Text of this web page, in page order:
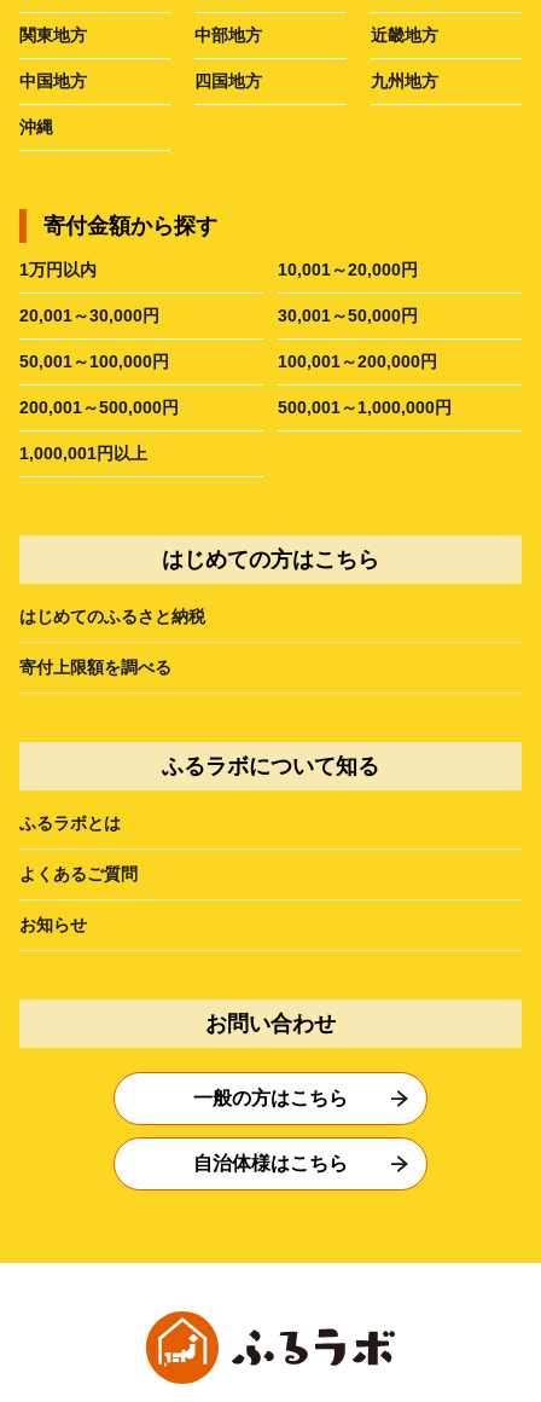
関東地方 中部地方 近畿地方
中国地方 四国地方 九州地方
沖縄
寄付金額から探す
1万円以内 10,001～20,000円
20,001～30,000円 30,001～50,000円
50,001～100,000円 100,001～200,000円
200,001～500,000円 500,001～1,000,000円
1,000,001円以上
はじめての方はこちら
はじめてのふるさと納税
寄付上限額を調べる
ふるラボについて知る
ふるラボとは
よくあるご質問
お知らせ
お問い合わせ
一般の方はこちら
自治体様はこちら